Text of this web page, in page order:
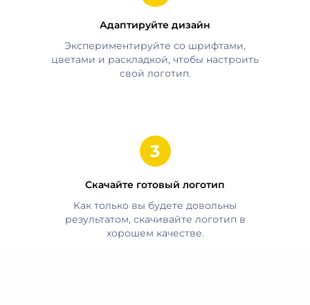
Адаптируйте дизайн
Экспериментируйте со шрифтами,
цветами и раскладкой, чтобы настроить
свой логотип.
Скачайте готовый логотип
Как только вы будете довольны
результатом, скачивайте логотип в
хорошем качестве.